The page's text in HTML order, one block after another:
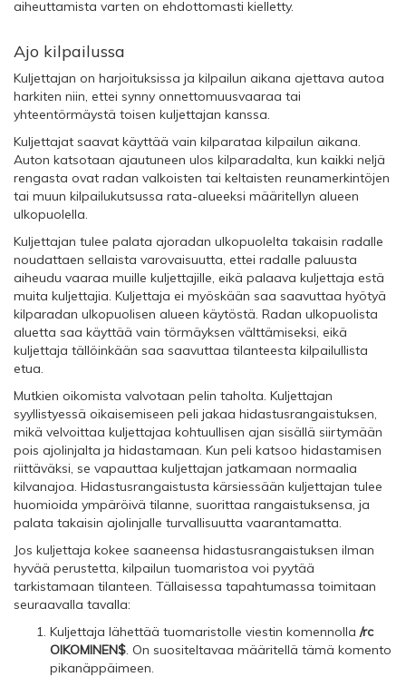
aiheuttamista varten on ehdottomasti kielletty.
Ajo kilpailussa
Kuljettajan on harjoituksissa ja kilpailun aikana ajettava autoa
harkiten niin, ettei synny onnettomuusvaaraa tai
yhteentörmäystä toisen kuljettajan kanssa.
Kuljettajat saavat käyttää vain kilparataa kilpailun aikana.
Auton katsotaan ajautuneen ulos kilparadalta, kun kaikki neljä
rengasta ovat radan valkoisten tai keltaisten reunamerkintöjen
tai muun kilpailukutsussa rata-alueeksi määritellyn alueen
ulkopuolella.
Kuljettajan tulee palata ajoradan ulkopuolelta takaisin radalle
noudattaen sellaista varovaisuutta, ettei radalle paluusta
aiheudu vaaraa muille kuljettajille, eikä palaava kuljettaja estä
muita kuljettajia. Kuljettaja ei myöskään saa saavuttaa hyötyä
kilparadan ulkopuolisen alueen käytöstä. Radan ulkopuolista
aluetta saa käyttää vain törmäyksen välttämiseksi, eikä
kuljettaja tällöinkään saa saavuttaa tilanteesta kilpailullista
etua.
Mutkien oikomista valvotaan pelin taholta. Kuljettajan
syyllistyessä oikaisemiseen peli jakaa hidastusrangaistuksen,
mikä velvoittaa kuljettajaa kohtuullisen ajan sisällä siirtymään
pois ajolinjalta ja hidastamaan. Kun peli katsoo hidastamisen
riittäväksi, se vapauttaa kuljettajan jatkamaan normaalia
kilvanajoa. Hidastusrangaistusta kärsiessään kuljettajan tulee
huomioida ympäröivä tilanne, suorittaa rangaistuksensa, ja
palata takaisin ajolinjalle turvallisuutta vaarantamatta.
Jos kuljettaja kokee saaneensa hidastusrangaistuksen ilman
hyvää perustetta, kilpailun tuomaristoa voi pyytää
tarkistamaan tilanteen. Tällaisessa tapahtumassa toimitaan
seuraavalla tavalla:
Kuljettaja lähettää tuomaristolle viestin komennolla /rc
OIKOMINEN$. On suositeltavaa määritellä tämä komento
pikanäppäimeen.